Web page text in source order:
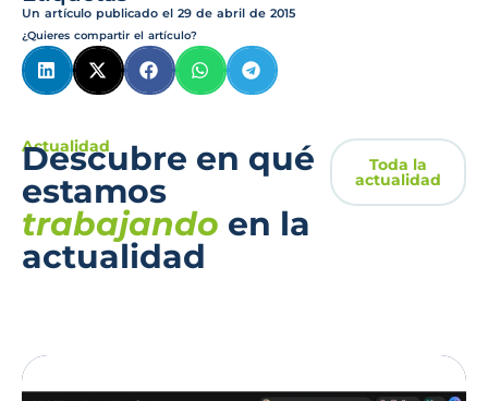
Un artículo publicado el 29 de abril de 2015
¿Quieres compartir el artículo?
Actualidad
Descubre en qué
estamos
trabajando en la
actualidad
Toda la
actualidad